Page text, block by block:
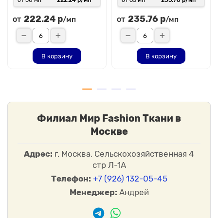
от 222.24 р/мп
В корзину
от 235.76 р/мп
В корзину
Филиал Мир Fashion Ткани в
Москве
Адрес: г. Москва, Сельскохозяйственная 4
стр Л-1А
Телефон: +7 (926) 132-05-45
Менеджер: Андрей